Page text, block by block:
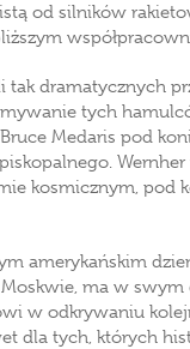
od silników
dramatycznych
tych
Medaris pod
kosmicznym, pod
amerykańskim
ma w swym
w odkrywaniu
dla tych, których